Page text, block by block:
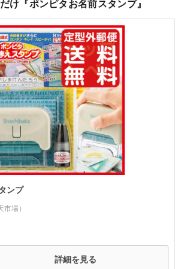
け『ポンピタお名前スタンプ』
ンプ
市場）
詳細を見る